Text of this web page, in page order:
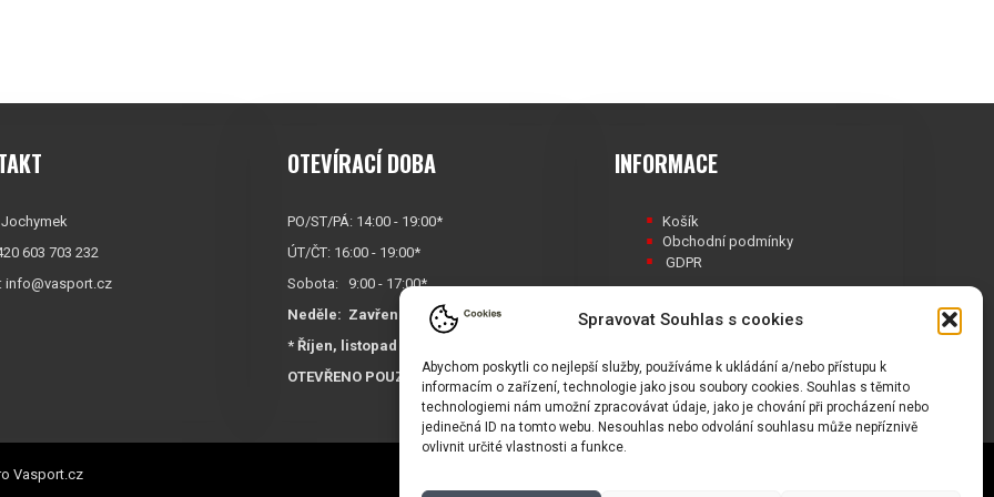
Spravovat Souhlas s cookies
Abychom poskytli co nejlepší služby, používáme k ukládání a/nebo přístupu k
informacím o zařízení, technologie jako jsou soubory cookies. Souhlas s těmito
technologiemi nám umožní zpracovávat údaje, jako je chování při procházení nebo
jedinečná ID na tomto webu. Nesouhlas nebo odvolání souhlasu může nepříznivě
ovlivnit určité vlastnosti a funkce.
603 703 232
info@vasport.cz
OTEVÍRACÍ DOBA
PO/ST/PÁ: 14:00 - 19:00*
ÚT/ČT: 16:00 - 19:00*
Sobota: 9:00 - 17:00*
Neděle: Zavřeno
* Říjen, listopad a prosinec
OTEVŘENO POUZE
PO/ST/PÁ
INFORMACE
Košík
Obchodní podmínky
GDPR
Vasport.cz